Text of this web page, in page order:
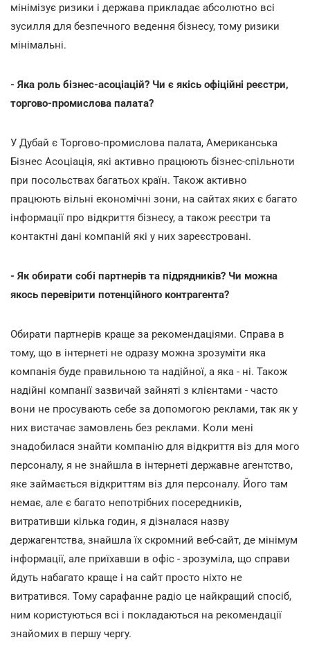
мінімізує ризики і держава прикладає абсолютно всі
зусилля для безпечного ведення бізнесу, тому ризики
мінімальні.
- Яка роль бізнес-асоціацій? Чи є якісь офіційні реєстри,
торгово-промислова палата?
У Дубай є Торгово-промислова палата, Американська
Бізнес Асоціація, які активно працюють бізнес-спільноти
при посольствах багатьох країн. Також активно
працюють вільні економічні зони, на сайтах яких є багато
інформації про відкриття бізнесу, а також реєстри та
контактні дані компаній які у них зареєстровані.
- Як обирати собі партнерів та підрядників? Чи можна
якось перевірити потенційного контрагента?
Обирати партнерів краще за рекомендаціями. Справа в
тому, що в інтернеті не одразу можна зрозуміти яка
компанія буде правильною та надійної, а яка - ні. Також
надійні компанії зазвичай зайняті з клієнтами - часто
вони не просувають себе за допомогою реклами, так як у
них вистачає замовлень без реклами. Коли мені
знадобилася знайти компанію для відкриття віз для мого
персоналу, я не знайшла в інтернеті державне агентство,
яке займається відкриттям віз для персоналу. Його там
немає, але є багато непотрібних посередників,
витративши кілька годин, я дізналася назву
держагентства, знайшла їх скромний веб-сайт, де мінімум
інформації, але приїхавши в офіс - зрозуміла, що справи
йдуть набагато краще і на сайт просто ніхто не
витратився. Тому сарафанне радіо це найкращий спосіб,
ним користуються всі і покладаються на рекомендації
знайомих в першу чергу.